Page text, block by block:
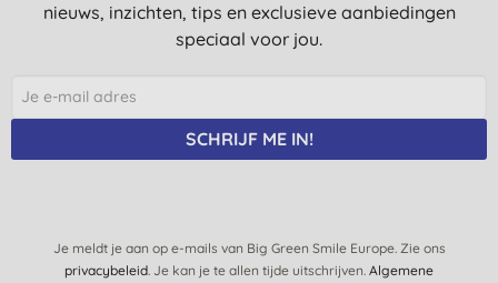
nieuws, inzichten, tips en exclusieve aanbiedingen
speciaal voor jou.
SCHRIJF ME IN!
Je meldt je aan op e-mails van Big Green Smile Europe. Zie ons
privacybeleid. Je kan je te allen tijde uitschrijven. Algemene